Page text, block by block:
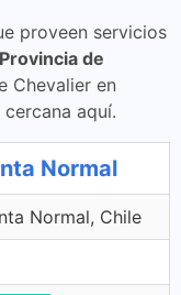
proveen servicios
de
Chevalier en
aquí.
Normal
Normal, Chile